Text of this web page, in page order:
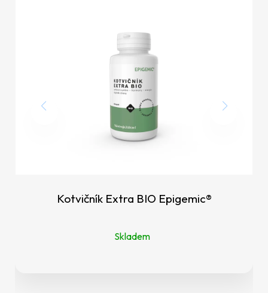
Kotvičník Extra BIO Epigemic®
Skladem